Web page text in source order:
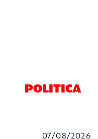
POLITICA
07/08/2026